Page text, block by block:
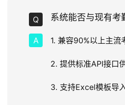
系统能否与现有考
1. 兼容90%以上主流
2. 提供标准API接口
3. 支持Excel模板导